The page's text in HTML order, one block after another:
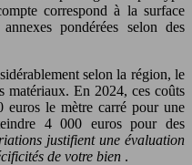
correspond à la surface
pondérées selon des
selon la région, le
matériaux. En 2024, ces coûts
le mètre carré pour une
4 000 euros pour des
justifient une évaluation
de votre bien .